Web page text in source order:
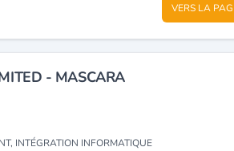
VERS LA
- MASCARA
INTÉGRATION INFORMATIQUE